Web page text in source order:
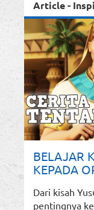
Article -
BELAJAR
KEPADA
Dari kisah
pentingnya